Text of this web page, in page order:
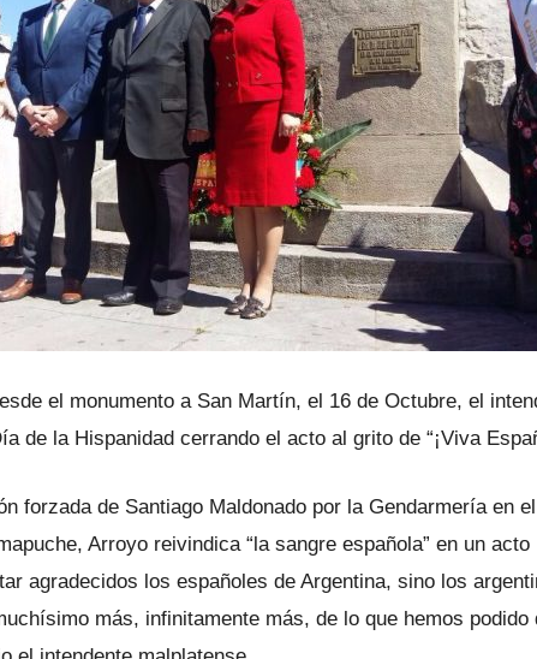
el monumento a San Martín, el 16 de Octubre, el
de la Hispanidad cerrando el acto al grito de “¡Viva
forzada de Santiago Maldonado por la Gendarmería en
Arroyo reivindica “la sangre española” en un acto
agradecidos los españoles de Argentina, sino los
más, infinitamente más, de lo que hemos podido